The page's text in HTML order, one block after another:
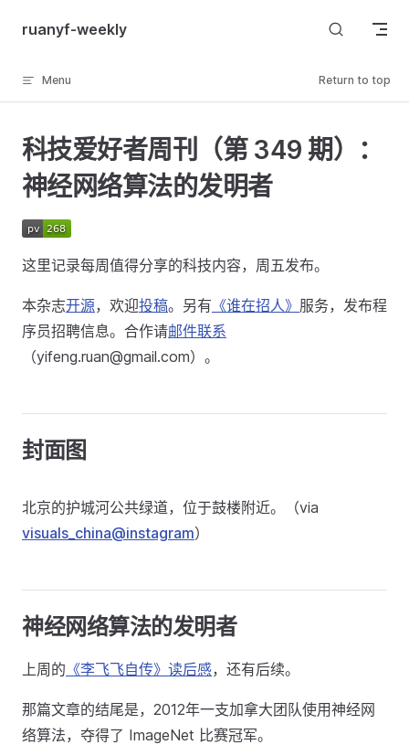
Skip to content
ruanyf-weekly
Menu Return to top
科技爱好者周刊（第 349 期）：
神经网络算法的发明者
这里记录每周值得分享的科技内容，周五发布。
本杂志开源，欢迎投稿。另有 《谁在招人》 服务，发布程
序员招聘信息。合作请邮件联系
（yifeng.ruan@gmail.com）。
封面图
北京的护城河公共绿道，位于鼓楼附近。（via
visuals_china@instagram）
神经网络算法的发明者
上周的 《李飞飞自传》读后感，还有后续。
那篇文章的结尾是，2012年一支加拿大团队使用神经网
络算法，夺得了 ImageNet 比赛冠军。